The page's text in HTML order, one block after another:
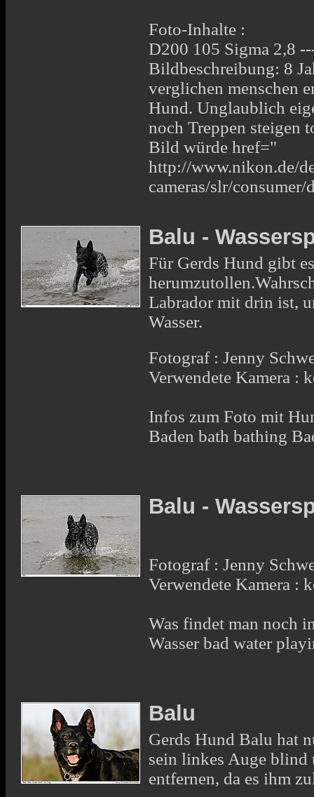
Foto-Inhalte :
D200 105 Sigma 2,8
Bildbeschreibung: 8
verglichen menschen
Hund. Unglaublich
noch Treppen steigen
Bild würde href="
http://www.nikon.de/
cameras/slr/
Balu -
Für Gerds Hund gibt
Labrador mit drin ist,
Wasser.
Fotograf : Jenny
Verwendete Kamera :
Infos zum Foto mit
Baden bath bathing
Balu -
Fotograf : Jenny
Verwendete Kamera :
Was findet man noch
Wasser bad water
Balu
Gerds Hund Balu hat
sein linkes Auge blind
entfernen, da es ihm